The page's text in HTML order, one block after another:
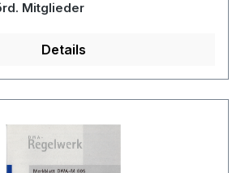
Mitglieder
Details